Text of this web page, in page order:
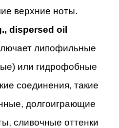
верхние ноты.
dispersed oil
липофильные
или гидрофобные
соединения, такие
долгоиграющие
сливочные оттенки